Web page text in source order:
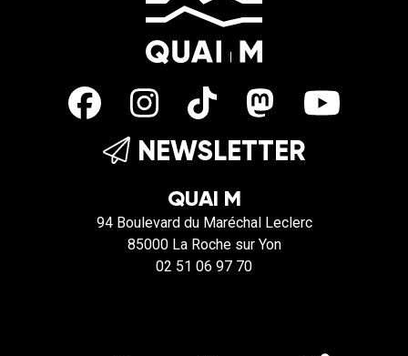
NEWSLETTER
QUAI M
94 Boulevard du Maréchal Leclerc
85000 La Roche sur Yon
02 51 06 97 70